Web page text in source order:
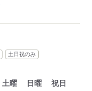
土日祝のみ
土曜 日曜 祝日